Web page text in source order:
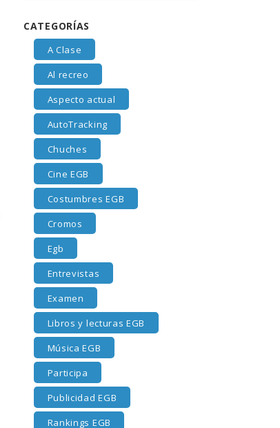
CATEGORÍAS
A Clase
Al recreo
Aspecto actual
AutoTracking
Chuches
Cine EGB
Costumbres EGB
Cromos
Egb
Entrevistas
Examen
Libros y lecturas EGB
Música EGB
Participa
Publicidad EGB
Rankings EGB